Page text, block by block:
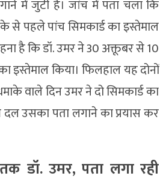
में जुटी हैं। जांच में पता चला कि
से पहले पांच सिमकार्ड का इस्तेमाल
है कि डॉ. उमर ने 30 अक्तूबर से 10
इस्तेमाल किया। फिलहाल यह दोनों
वाले दिन उमर ने दो सिमकार्ड का
दल उसका पता लगाने का प्रयास कर
डॉ. उमर, पता लगा रही